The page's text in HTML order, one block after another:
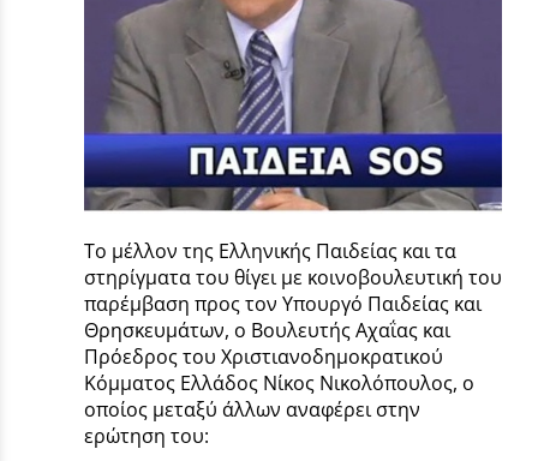
Το μέλλον της Ελληνικής Παιδείας και τα
στηρίγματα του θίγει με κοινοβουλευτική του
παρέμβαση προς τον Υπουργό Παιδείας και
Θρησκευμάτων, ο Βουλευτής Αχαΐας και
Πρόεδρος του Χριστιανοδημοκρατικού
Κόμματος Ελλάδος Νίκος Νικολόπουλος, ο
οποίος μεταξύ άλλων αναφέρει στην
ερώτηση του: